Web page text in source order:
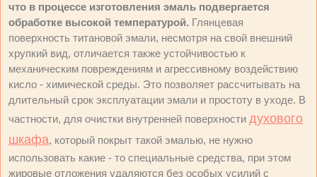
что в процессе изготовления эмаль подвергается
обработке высокой температурой. Глянцевая
поверхность титановой эмали, несмотря на свой внешний
хрупкий вид, отличается также устойчивостью к
механическим повреждениям и агрессивному воздействию
кисло - химической среды. Это позволяет рассчитывать на
длительный срок эксплуатации эмали и простоту в уходе. В
частности, для очистки внутренней поверхности духового
шкафа, который покрыт такой эмалью, не нужно
использовать какие - то специальные средства, при этом
жировые отложения удаляются без особых усилий с